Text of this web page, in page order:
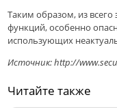
Таким образом, из всего
функций, особенно
использующих
Источник: http://
Читайте также